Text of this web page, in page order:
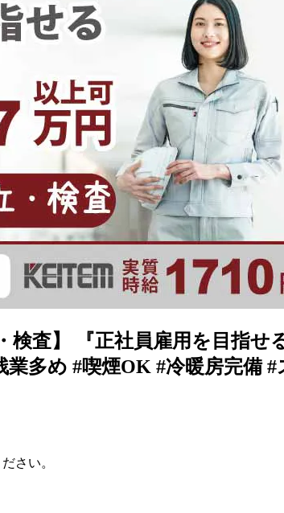
検査】 『正社員雇用を目指
業多め #喫煙OK #冷暖房完備
さい。